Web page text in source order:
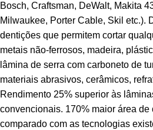
Bosch, Craftsman, DeWalt, Makita
Milwaukee, Porter Cable, Skil etc.).
dentições que permitem cortar
metais não-ferrosos, madeira,
lâmina de serra com carboneto de
materiais abrasivos, cerâmicos,
Rendimento 25% superior às
convencionais. 170% maior área de
comparado com as tecnologias